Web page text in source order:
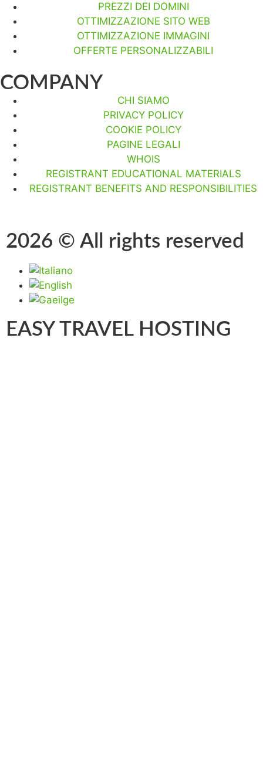
PREZZI DEI DOMINI
OTTIMIZZAZIONE SITO WEB
OTTIMIZZAZIONE IMMAGINI
OFFERTE PERSONALIZZABILI
COMPANY
CHI SIAMO
PRIVACY POLICY
COOKIE POLICY
PAGINE LEGALI
WHOIS
REGISTRANT EDUCATIONAL MATERIALS
REGISTRANT BENEFITS AND RESPONSIBILITIES
2026 © All rights reserved
EASY TRAVEL HOSTING